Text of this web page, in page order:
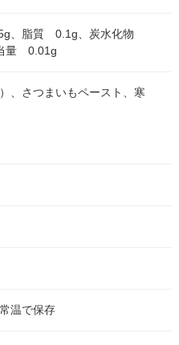
、脂質 0.1g、炭水化物
量 0.01g
、さつまいもペースト、寒
温で保存